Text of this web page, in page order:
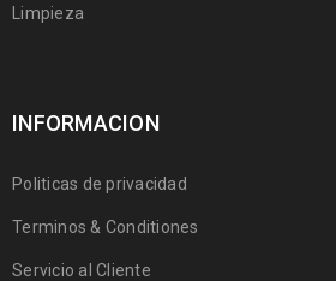
Limpieza
INFORMACION
Politicas de privacidad
Terminos & Conditiones
Servicio al Cliente